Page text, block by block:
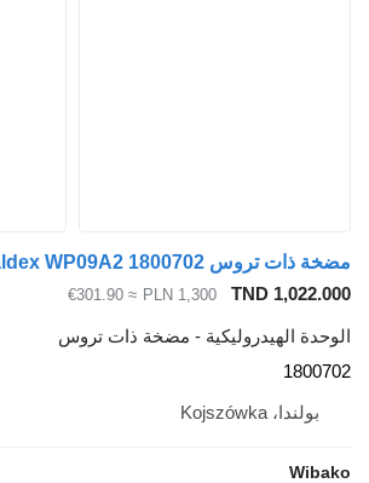
مضخة ذات تروس Haldex WP09A2 1800702
TND 1,022.000
PLN 1,300
≈ €301.90
الوحدة الهيدروليكية - مضخة ذات تروس
1800702
بولندا، Kojszówka
Wibako